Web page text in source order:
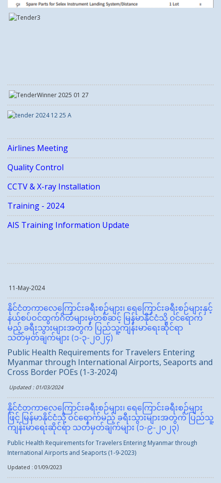
Airlines Meeting
Quality Control
CCTV & X-ray Installation
Training - 2024
AIS Training Information Update
11-May-2024
နိုင်ငံတကာလေကြောင်းခရီးစဉ်များ၊ ရေကြောင်းခရီးစဉ်များနှင့်
နယ်စပ်ဝင်ထွက်ဂိတ်များမှတစ်ဆင့် မြန်မာနိုင်ငံသို့ ဝင်ရောက်
မည့် ခရီးသွားများအတွက် ပြည်သူ့ကျန်းမာရေးဆိုင်ရာ
သတ်မှတ်ချက်များ (၁-၃-၂၀၂၄)
Public Health Requirements for Travelers Entering
Myanmar through International Airports, Seaports and
Cross Border POEs (1-3-2024)
Updated : 01/03/2024
နိုင်ငံတကာလေကြောင်းခရီးစဉ်များ၊ ရေကြောင်းခရီးစဉ်များ
ဖြင့် မြန်မာနိုင်ငံသို့ ဝင်ရောက်မည့် ခရီးသွားများအတွက် ပြည်သူ့
ကျန်းမာရေးဆိုင်ရာ သတ်မှတ်ချက်များ (၁-၉-၂၀၂၃)
Public Health Requirements for Travelers Entering Myanmar through
International Airports and Seaports (1-9-2023)
Updated : 01/09/2023